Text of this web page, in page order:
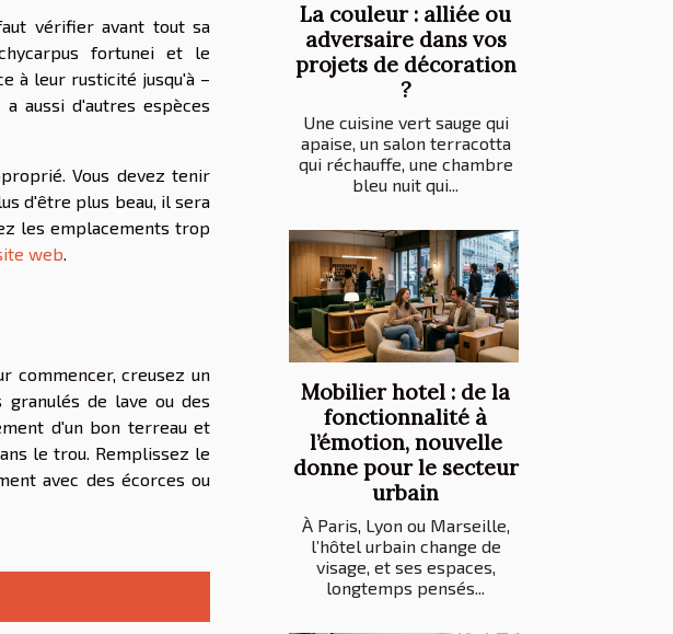
vérifier avant tout sa
fortunei et le
à leur rusticité jusqu'à –
aussi d'autres espèces
Vous devez tenir
d'être plus beau, il sera
les emplacements trop
web.
commencer, creusez un
de lave ou des
d'un bon terreau et
le trou. Remplissez le
avec des écorces ou
La couleur : alliée ou
adversaire dans vos
projets de décoration
?
Une cuisine vert sauge qui
apaise, un salon terracotta
qui réchauffe, une chambre
bleu nuit qui...
Mobilier hotel : de la
fonctionnalité à
l’émotion, nouvelle
donne pour le secteur
urbain
À Paris, Lyon ou Marseille,
l’hôtel urbain change de
visage, et ses espaces,
longtemps pensés...